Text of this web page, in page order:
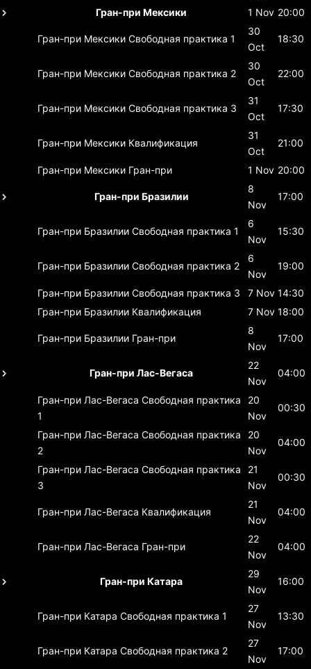
Гран-при Мексики 1 Nov 20:00
Гран-при Мексики Свободная практика 1
30
Oct
18:30
Гран-при Мексики Свободная практика 2
30
Oct
22:00
Гран-при Мексики Свободная практика 3
31
Oct
17:30
Гран-при Мексики Квалификация
31
Oct
21:00
Гран-при Мексики Гран-при 1 Nov 20:00
Гран-при Бразилии
8
Nov
17:00
Гран-при Бразилии Свободная практика 1
6
Nov
15:30
Гран-при Бразилии Свободная практика 2
6
Nov
19:00
Гран-при Бразилии Свободная практика 3 7 Nov 14:30
Гран-при Бразилии Квалификация 7 Nov 18:00
Гран-при Бразилии Гран-при
8
Nov
17:00
Гран-при Лас-Вегаса
22
Nov
04:00
Гран-при Лас-Вегаса Свободная практика
1
20
Nov
00:30
Гран-при Лас-Вегаса Свободная практика
2
20
Nov
04:00
Гран-при Лас-Вегаса Свободная практика
3
21
Nov
00:30
Гран-при Лас-Вегаса Квалификация
21
Nov
04:00
Гран-при Лас-Вегаса Гран-при
22
Nov
04:00
Гран-при Катара
29
Nov
16:00
Гран-при Катара Свободная практика 1
27
Nov
13:30
Гран-при Катара Свободная практика 2
27
Nov
17:00